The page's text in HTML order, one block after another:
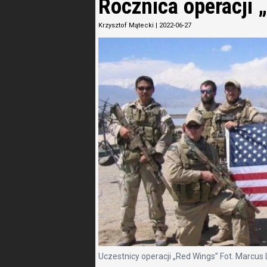
Rocznica operacji
Krzysztof Mątecki | 2022-06-27
Uczestnicy operacji „Red Wings” Fot. Marcus